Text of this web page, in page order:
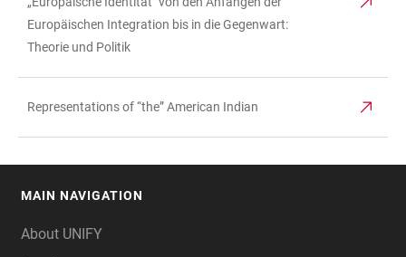
Europäischen Integration bis in die Gegenwart:
Theorie und Politik
Representations of “the” American Indian
MAIN NAVIGATION
About UNIFY